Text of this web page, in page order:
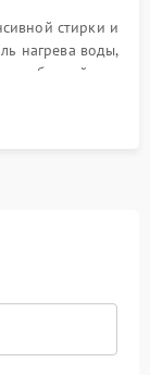
стирки и
нагрева воды,
вибраций,